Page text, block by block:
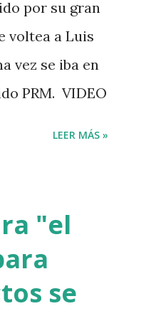
por su gran
voltea a Luis
vez se iba en
PRM. VIDEO
LEER MÁS »
"el
se